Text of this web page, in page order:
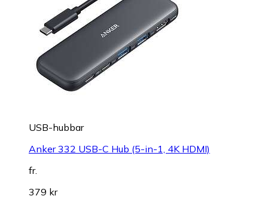
USB-hubbar
Anker 332 USB-C Hub (5-in-1, 4K HDMI)
fr.
379 kr